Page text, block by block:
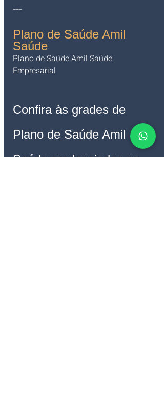
---
Plano de Saúde Amil
Saúde
Plano de Saúde Amil Saúde
Empresarial
Confira às grades de
Plano de Saúde Amil
Saúde credenciadas no